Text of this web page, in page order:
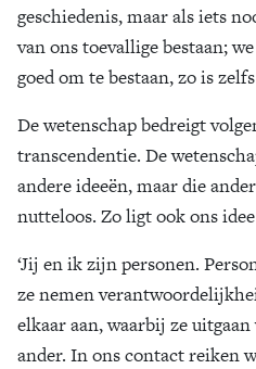
geschiedenis, maar als iets
van ons toevallige bestaan;
goed om te bestaan, zo is
De wetenschap bedreigt
transcendentie. De
andere ideeën, maar die
nutteloos. Zo ligt ook ons
‘Jij en ik zijn personen.
ze nemen
elkaar aan, waarbij ze
ander. In ons contact reiken